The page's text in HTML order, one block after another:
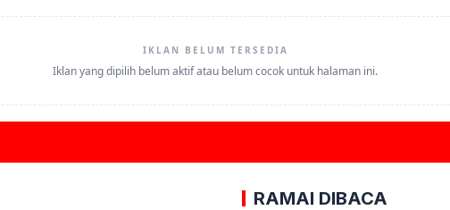
IKLAN BELUM TERSEDIA
Iklan yang dipilih belum aktif atau belum cocok untuk halaman ini.
RAMAI DIBACA